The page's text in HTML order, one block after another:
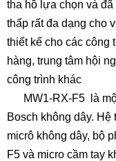
tha hồ lựa chọn và
thấp rất đa dạng cho
thiết kế cho các công
hàng, trung tâm hội
công trình khác
MW1-RX-F5 là một
Bosch không dây. Hệ
micrô không dây, bộ
F5 và micro cầm tay